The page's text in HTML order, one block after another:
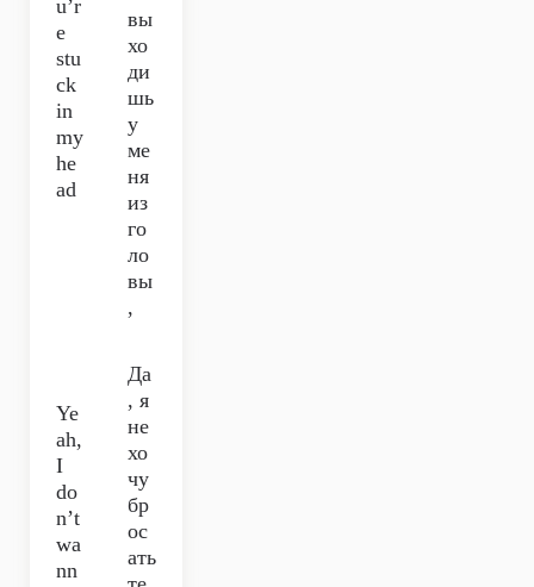
u’r
e
stu
ck
in
my
he
ad
вы
хо
ди
шь
у
ме
ня
из
го
ло
вы
,
Ye
ah,
I
do
n’t
wa
nn
Да
, я
не
хо
чу
бр
ос
ать